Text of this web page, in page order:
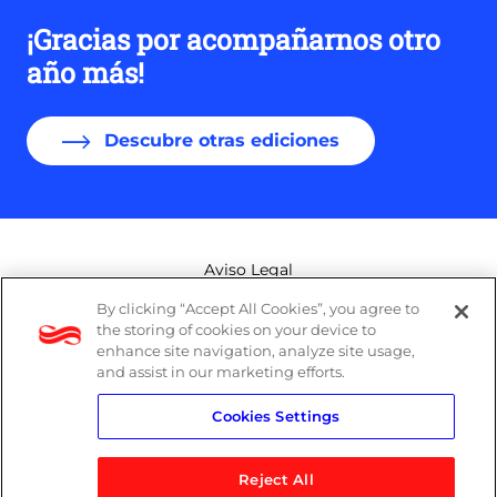
¡Gracias por acompañarnos otro
año más!
Descubre otras ediciones
Aviso Legal
Canal de denuncias
Política de cookies
Política de privacidad
By clicking “Accept All Cookies”, you agree to
the storing of cookies on your device to
enhance site navigation, analyze site usage,
and assist in our marketing efforts.
Cookies Settings
Reject All